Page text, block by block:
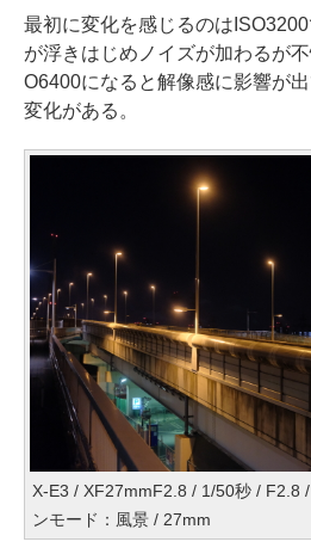
最初に変化を感じるのは
が浮きはじめノイズが加わるが
O6400になると解像感に影響が
変化がある。
X-E3 / XF27mmF2.8 / 1/50秒 / F2.8
ンモード：風景 / 27mm